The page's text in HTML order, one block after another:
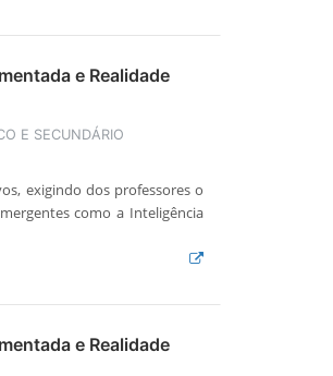
e Realidade
E SECUNDÁRIO
exigindo dos professores o
como a Inteligência
e Realidade